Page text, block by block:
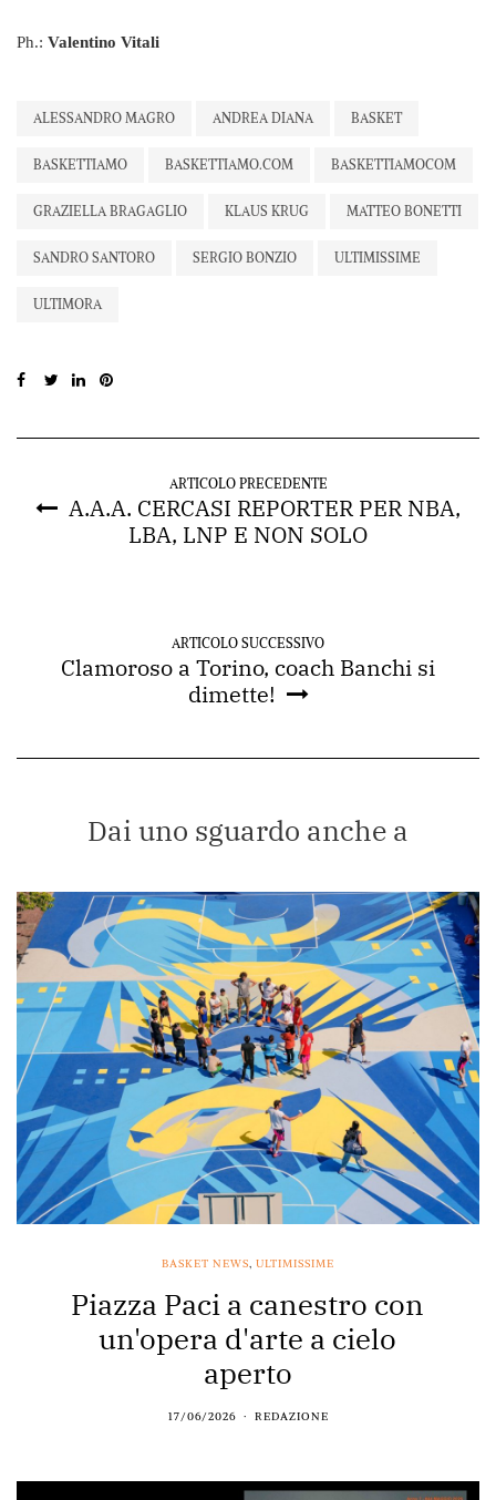
Ph.: Valentino Vitali
ALESSANDRO MAGRO ANDREA DIANA BASKET
BASKETTIAMO BASKETTIAMO.COM BASKETTIAMOCOM
GRAZIELLA BRAGAGLIO KLAUS KRUG MATTEO BONETTI
SANDRO SANTORO SERGIO BONZIO ULTIMISSIME
ULTIMORA
ARTICOLO PRECEDENTE
A.A.A. CERCASI REPORTER PER NBA,
LBA, LNP E NON SOLO
ARTICOLO SUCCESSIVO
Clamoroso a Torino, coach Banchi si
dimette!
Dai uno sguardo anche a
BASKET NEWS, ULTIMISSIME
Piazza Paci a canestro con
un'opera d'arte a cielo
aperto
17/06/2026 REDAZIONE